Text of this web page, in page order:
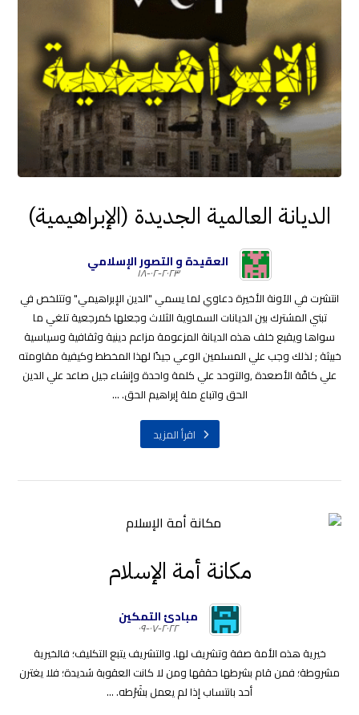
الديانة العالمية الجديدة (الإبراهيمية)
العقيدة و التصور الإسلامي
٢٠٢٣-٠٢-١٨
انتشرت في الآونة الأخيرة دعاوي لما يسمي "الدين الإبراهيمي" وتتلخص في
تبني المشترك بين الديانات السماوية الثلاث وجعلها كمرجعية تلغي ما
سواها ويقبع خلف هذه الديانة المزعومة مزاعم دينية وثقافية وسياسية
خبيثة ; لذلك وجب علي المسلمين الوعي جيدًا لهذا المخطط وكيفية مقاومته
علي كافّة الأصعدة ,والتوحد علي كلمة واحدة وإنشاء جيل صاعد علي الدين
الحق واتباع ملة إبراهيم الحق. ...
اقرأ المزيد
مكانة أمة الإسلام
مبادئ التمكين
٢٠٢٢-٠٧-٠٩
خيرية هذه الأمة صفة وتشريف لها. والتشريف يتبع التكليف؛ فالخيرية
مشروطة؛ فمن قام بشرطها حققها ومن لا كانت العقوبة شديدة؛ فلا يغترن
أحد بانتساب إذا لم يعمل بشَرْطه. ...